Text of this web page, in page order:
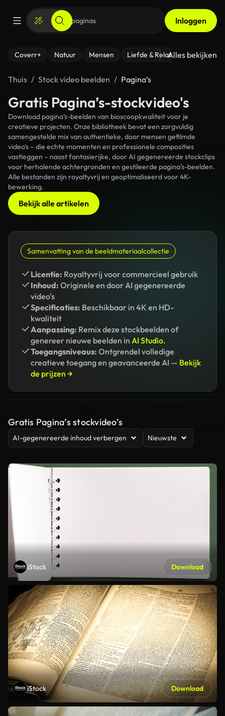
Inloggen
Coverr+ Natuur Mensen Liefde & Relaties - Fitness
Alles bekijken
Thuis Stock video beelden Pagina’s
Gratis Pagina’s-stockvideo's
Download pagina’s-beelden van bioscoopkwaliteit voor je
creatieve projecten. Onze bibliotheek bevat een zorgvuldig
samengestelde mix van authentieke, door mensen gefilmde
video's – die echte momenten en professionele composities
vastleggen – naast fantasierijke, door AI gegenereerde stockclips
voor herhalende achtergronden en gestileerde pagina’s-beelden.
Alle bestanden zijn royaltyvrij en geoptimaliseerd voor 4K-
bewerking.
Bekijk alle artikelen
Samenvatting van de beeldmateriaalcollectie
Licentie: Royaltyvrij voor commercieel gebruik
Inhoud: Originele en door AI gegenereerde
video's
Specificaties: Beschikbaar in 4K en HD-
kwaliteit
Aanpassing: Remix deze stockbeelden of
genereer nieuwe beelden in AI Studio.
Toegangsniveaus: Ontgrendel volledige
creatieve toegang en geavanceerde AI — Bekijk
de prijzen →
Gratis Pagina’s stockvideo’s
AI-gegenereerde inhoud verbergen Nieuwste
iStock Download
iStock Download